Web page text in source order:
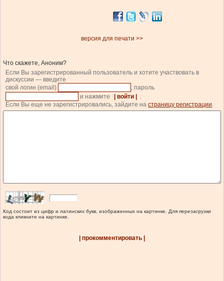
версия для печати >>
Что скажете, Аноним?
Если Вы зарегистрированный пользователь и хотите участвовать в
дискуссии — введите
свой логин (email)
, пароль
и нажмите
| войти |
.
Если Вы еще не зарегистрировались, зайдите на страницу регистрации.
Код состоит из цифр и латинских букв, изображенных на картинке. Для перезагрузки
кода кликните на картинке.
| прокомментировать |